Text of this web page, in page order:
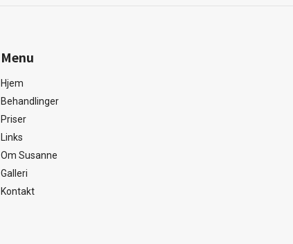
Menu
Hjem
Behandlinger
Priser
Links
Om Susanne
Galleri
Kontakt